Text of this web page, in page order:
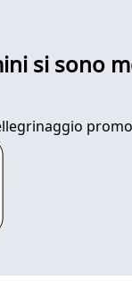
si sono